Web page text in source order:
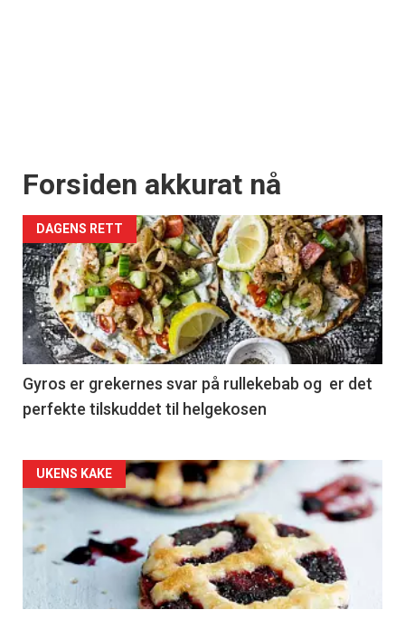
Forsiden akkurat nå
DAGENS RETT
Gyros er grekernes svar på rullekebab og er det
perfekte tilskuddet til helgekosen
Forsiden
akkurat
nå
UKENS KAKE